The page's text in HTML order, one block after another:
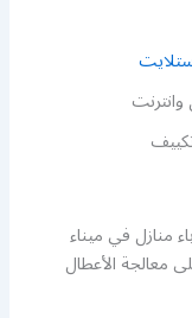
منازل في ميناء
معالجة الأعطال